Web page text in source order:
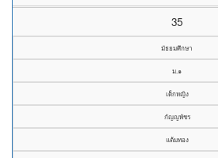
35
มัธยมศึกษา
ม.๑
เด็กหญิง
กัญญพัชร
แต้มทอง